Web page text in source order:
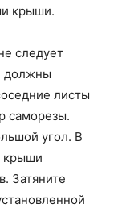
крыши.
следует
должны
листы
саморезы.
угол. В
крыши
Затяните